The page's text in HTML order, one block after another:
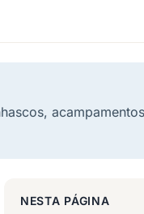
NESTA PÁGINA